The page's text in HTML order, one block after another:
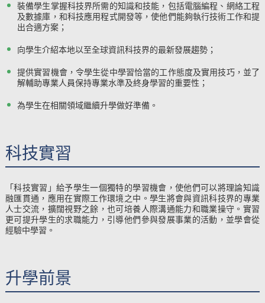
裝備學生掌握科技界所需的知識和技能，包括電腦編程、網絡工程
及數據庫，和科技應用程式開發等，使他們能夠執行技術工作和提
出合適方案；
向學生介紹本地以至全球資訊科技界的最新發展趨勢；
提供實習機會，令學生從中學習恰當的工作態度及實用技巧，並了
解輔助專業人員保持專業水準及終身學習的重要性；
為學生在相關領域繼續升學做好準備。
​科技實習
「科技實習」給予學生一個獨特的學習機會，使他們可以將理論知識
融匯貫通，應用在實際工作環境之中。學生將會與資訊科技界的專業
人士交流，擴闊視野之餘，也可培養人際溝通能力和職業操守。實習
更可提升學生的求職能力，引導他們參與發展事業的活動，並學會從
經驗中學習。
升學前景